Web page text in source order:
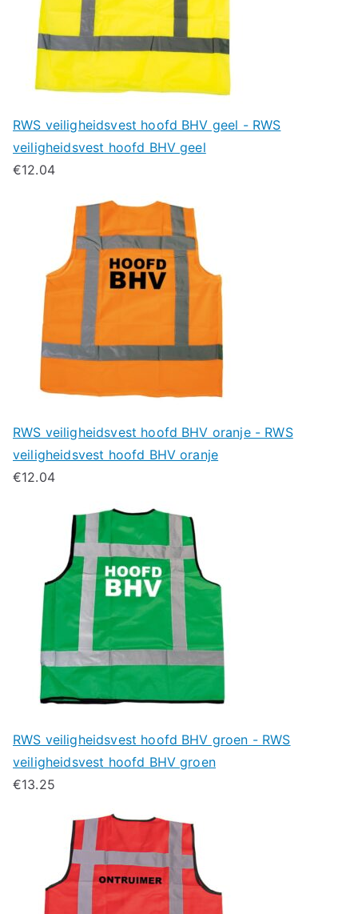
RWS veiligheidsvest hoofd BHV geel - RWS
veiligheidsvest hoofd BHV geel
€12.04
RWS veiligheidsvest hoofd BHV oranje - RWS
veiligheidsvest hoofd BHV oranje
€12.04
RWS veiligheidsvest hoofd BHV groen - RWS
veiligheidsvest hoofd BHV groen
€13.25